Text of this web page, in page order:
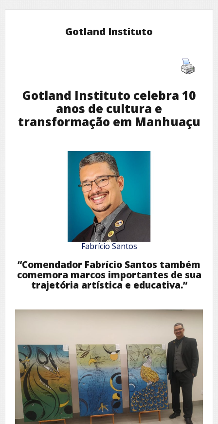
Gotland Instituto
Gotland Instituto celebra 10
anos de cultura e
transformação em Manhuaçu
Fabrício Santos
“Comendador Fabrício Santos também
comemora marcos importantes de sua
trajetória artística e educativa.”